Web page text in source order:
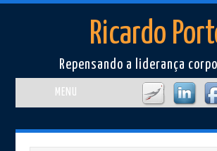
Ricardo
Repensando a liderança
MENU